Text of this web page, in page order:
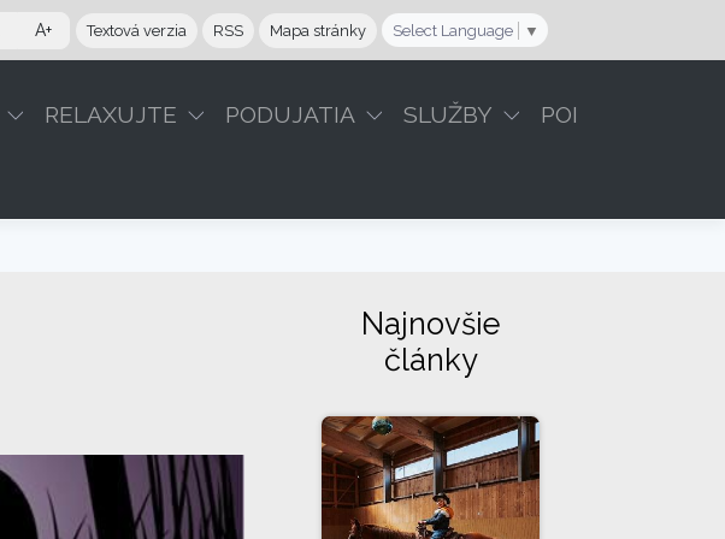
A+ Textová verzia RSS Mapa stránky Select Language ▼
RELAXUJTE PODUJATIA SLUŽBY POI
Najnovšie
články